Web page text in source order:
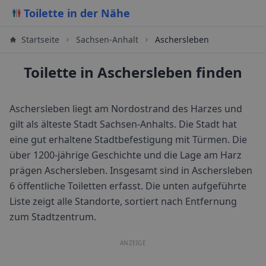
Toilette in der Nähe
Startseite Sachsen-Anhalt Aschersleben
Toilette in Aschersleben finden
Aschersleben liegt am Nordostrand des Harzes und
gilt als älteste Stadt Sachsen-Anhalts. Die Stadt hat
eine gut erhaltene Stadtbefestigung mit Türmen. Die
über 1200-jährige Geschichte und die Lage am Harz
prägen Aschersleben. Insgesamt sind in Aschersleben
6 öffentliche Toiletten erfasst. Die unten aufgeführte
Liste zeigt alle Standorte, sortiert nach Entfernung
zum Stadtzentrum.
ANZEIGE